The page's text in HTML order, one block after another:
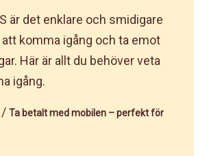
är det enklare och smidigare
komma igång och ta emot
Här är allt du behöver veta
igång.
/Ta betalt med mobilen – perfekt för